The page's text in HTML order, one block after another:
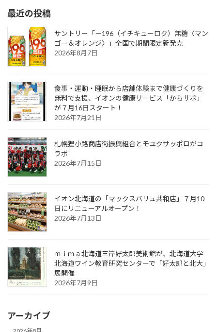
最近の投稿
サントリー「－196（イチキューロク）無糖〈マン
ゴー＆オレンジ〉」全国で期間限定新発売
2026年8月7日
食事・運動・睡眠から店舗体験まで健康づくりを
無料で支援、イオンの健康サービス「からサポ」
が７月16日スタート！
2026年7月21日
札幌狸小路商店街振興組合とモユクサッポロがコ
ラボ
2026年7月15日
イオン北海道の「マックスバリュ共和店」７月10
日にリニューアルオープン！
2026年7月13日
ｍｉｍａ北海道三岸好太郎美術館が、北海道大学
北海道ワイン教育研究センターで「好太郎と北大」
展開催
2026年7月9日
アーカイブ